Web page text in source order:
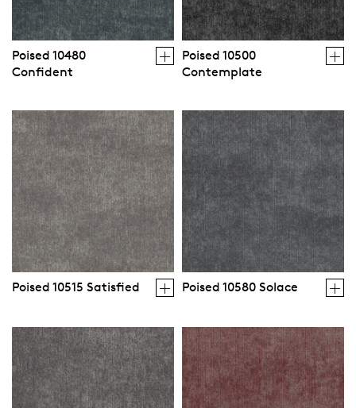
Poised 10480
Confident
Poised 10500
Contemplate
Poised 10515 Satisfied Poised 10580 Solace